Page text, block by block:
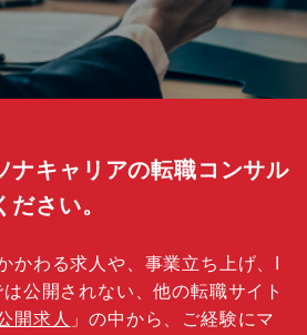
ナキャリアの転職コンサル
さい。
かわる求人や、事業立ち上げ、I
公開されない、他の転職サイト
開求人 」の中から、ご経験にマ